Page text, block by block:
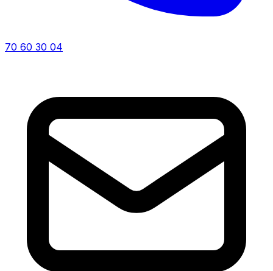
70 60 30 04